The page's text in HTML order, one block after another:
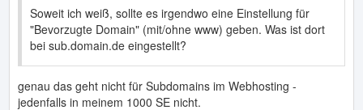
Soweit ich weiß, sollte es irgendwo eine Einstellung für
"Bevorzugte Domain" (mit/ohne www) geben. Was ist dort
bei sub.domain.de eingestellt?
genau das geht nicht für Subdomains im Webhosting -
jedenfalls in meinem 1000 SE nicht.